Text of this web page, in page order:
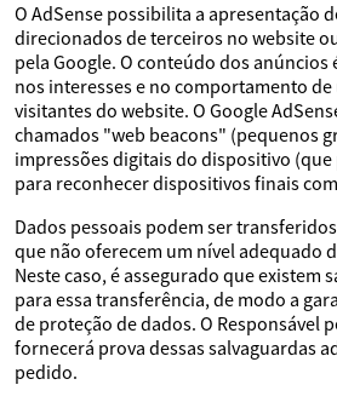
O AdSense possibilita a apresentação
direcionados de terceiros no website
pela Google. O conteúdo dos anúncios
nos interesses e no comportamento
visitantes do website. O Google
chamados "web beacons" (pequenos
impressões digitais do dispositivo
para reconhecer dispositivos finais
Dados pessoais podem ser
que não oferecem um nível adequado
Neste caso, é assegurado que existem
para essa transferência, de modo a
de proteção de dados. O Responsável
fornecerá prova dessas salvaguardas
pedido.